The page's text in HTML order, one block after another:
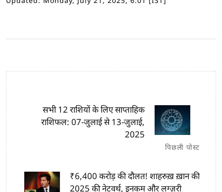
सभी 12 राशियों के लिए साप्ताहिक
राशिफल: 07-जुलाई से 13-जुलाई,
2025
पिछली पोस्ट
₹6,400 करोड़ की दौलत! शाहरुख़ ख़ान की
2025 की नेटवर्थ, इनकम और लग्ज़री